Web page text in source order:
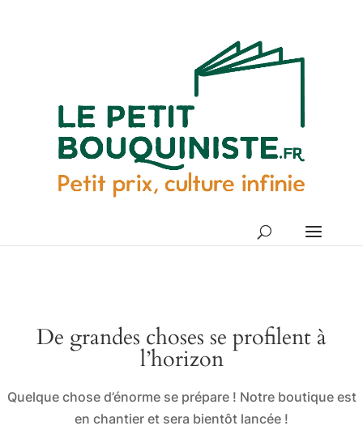
De grandes choses se profilent à
l’horizon
Quelque chose d’énorme se prépare ! Notre boutique est
en chantier et sera bientôt lancée !